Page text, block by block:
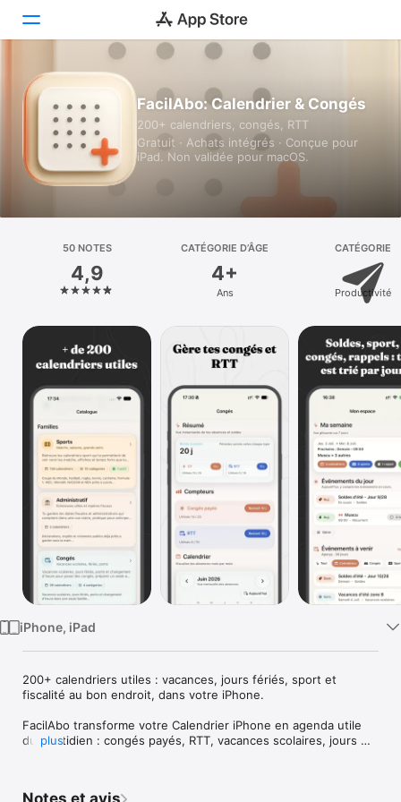
Aujourd’hui
Jeux
Plateforme
iPhone
iPad
TV
FacilAbo: Calendrier & Congés
200+ calendriers, congés, RTT
Gratuit · Achats intégrés · Conçue pour
iPad. Non validée pour macOS.
50 NOTES
4,9
CATÉGORIE D’ÂGE
4+
Ans
CATÉGORIE
Productivité
iPhone, iPad
200+ calendriers utiles : vacances, jours fériés, sport et
fiscalité au bon endroit, dans votre iPhone.
FacilAbo transforme votre Calendrier iPhone en agenda utile
du quotidien : congés payés, RTT, vacances scolaires, jours
plus